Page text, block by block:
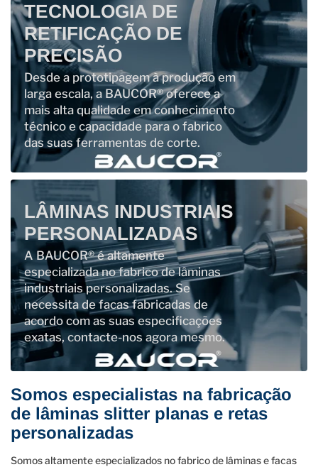
TECNOLOGIA DE
RETIFICAÇÃO DE
PRECISÃO
Desde a prototipagem à produção em
larga escala, a BAUCOR® oferece a
mais alta qualidade em conhecimento
técnico e capacidade para o fabrico
das suas ferramentas de corte.
LÂMINAS INDUSTRIAIS
PERSONALIZADAS
A BAUCOR® é altamente
especializada no fabrico de lâminas
industriais personalizadas. Se
necessita de facas fabricadas de
acordo com as suas especificações
exatas, contacte-nos agora mesmo.
Somos especialistas na fabricação
de lâminas slitter planas e retas
personalizadas
Somos altamente especializados no fabrico de lâminas e facas